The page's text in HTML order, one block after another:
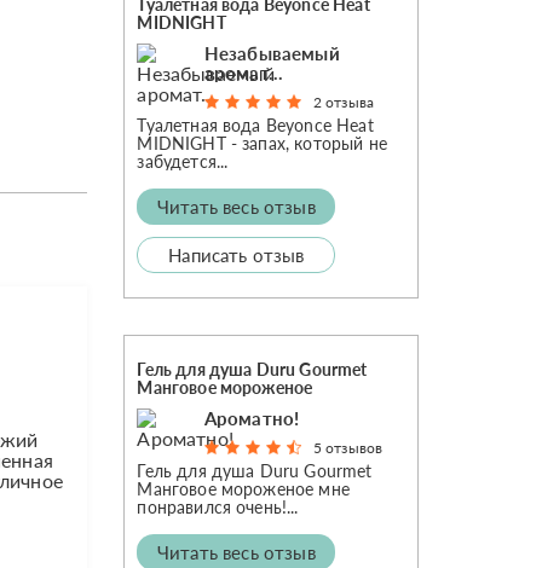
Туалетная вода Beyonce Heat
MIDNIGHT
Незабываемый
аромат...
2 отзыва
Туалетная вода Beyonce Heat
MIDNIGHT - запах, который не
забудется...
Читать весь отзыв
Написать отзыв
Гель для душа Duru Gourmet
Манговое мороженое
Ароматно!
5 отзывов
Гель для душа Duru Gourmet
Манговое мороженое мне
понравился очень!...
Читать весь отзыв